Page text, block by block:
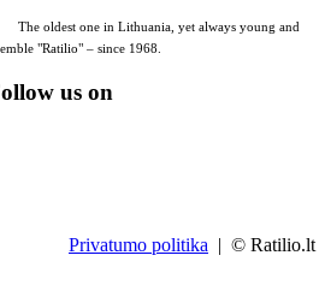
The oldest one in Lithuania, yet always young and
"Ratilio" – since 1968.
us on
Privatumo politika | © Ratilio.lt